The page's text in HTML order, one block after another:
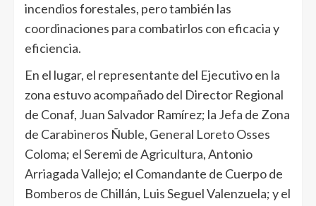
incendios forestales, pero también las
coordinaciones para combatirlos con eficacia y
eficiencia.
En el lugar, el representante del Ejecutivo en la
zona estuvo acompañado del Director Regional
de Conaf, Juan Salvador Ramírez; la Jefa de Zona
de Carabineros Ñuble, General Loreto Osses
Coloma; el Seremi de Agricultura, Antonio
Arriagada Vallejo; el Comandante de Cuerpo de
Bomberos de Chillán, Luis Seguel Valenzuela; y el